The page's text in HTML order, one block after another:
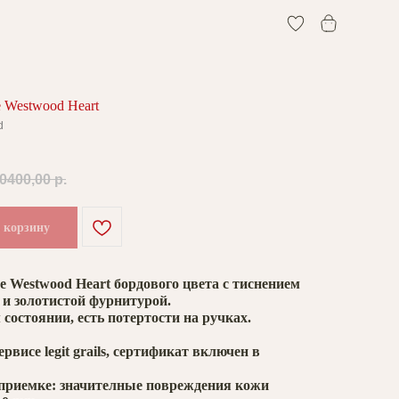
Heart
р.
корзину
Heart бордового цвета с тиснением
золотистой фурнитурой.
есть потертости на ручках.
legit grails, сертификат включен в
значителные повреждения кожи